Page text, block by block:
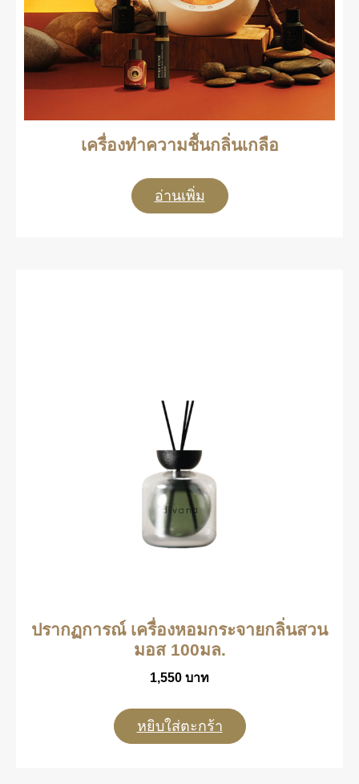
เครื่องทำความชื้นกลิ่นเกลือ
อ่านเพิ่ม
ปรากฏการณ์ เครื่องหอมกระจายกลิ่นสวน
มอส 100มล.
1,550 บาท
หยิบใส่ตะกร้า